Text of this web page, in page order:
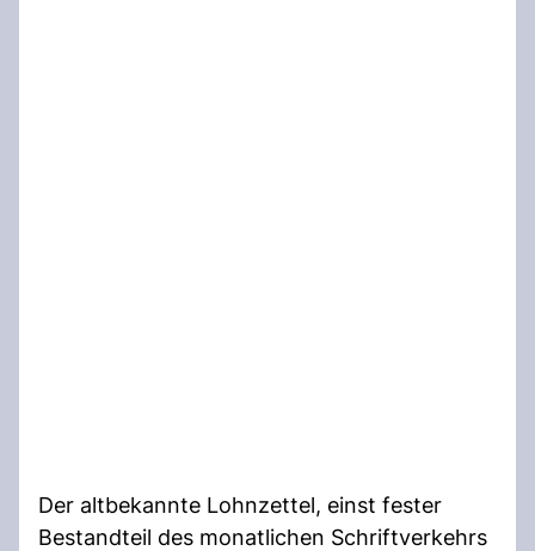
Der altbekannte Lohnzettel, einst fester
Bestandteil des monatlichen Schriftverkehrs